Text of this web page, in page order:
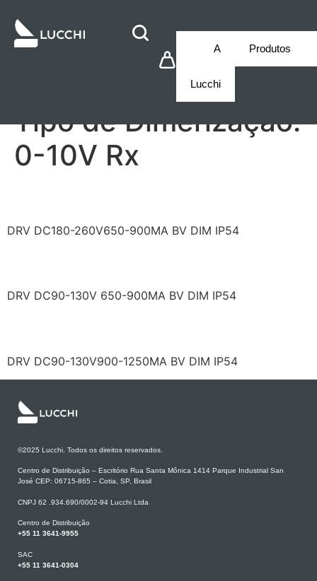
A
Lucchi
Produtos
Tipo de Dimerização:
0-10V Rx
DRV DC180-260V650-900MA BV DIM IP54
DRV DC90-130V 650-900MA BV DIM IP54
DRV DC90-130V900-1250MA BV DIM IP54
©2025 Lucchi. Todos os direitos reservados.
Centro de Distribuição – Escritório Rua Santa Mônica 1414 Parque Industrial San
José CEP: 06715-865 – Cotia, SP, Brasil
CNPJ 62 .934.690/0002-94 Lucchi Ltda
Centro de Distribuição
+55 11 3641-9955
SAC
+55 11 3641-0304